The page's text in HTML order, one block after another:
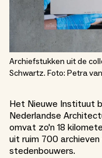
Archiefstukken uit de
Schwartz. Foto: Petra
Het Nieuwe Instituut
Nederlandse
omvat zo'n 18
uit ruim 700
stedenbouwers.